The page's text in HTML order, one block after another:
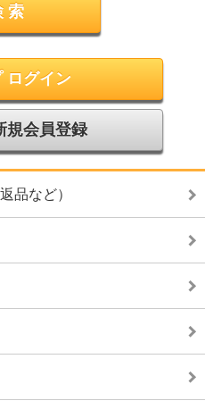
ログイン
規会員登録
品など）